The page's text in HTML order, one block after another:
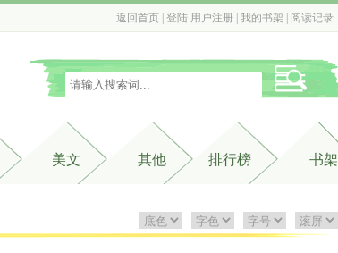
返回首页 登陆 用户注册 我的书架 阅读记录
美文 其他 排行榜 书架